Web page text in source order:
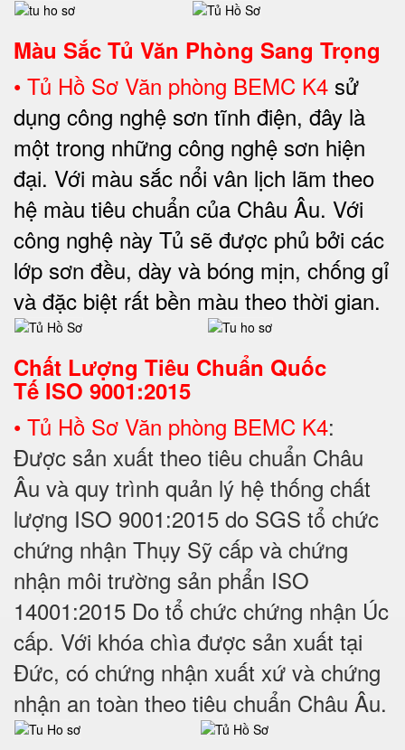
Màu Sắc Tủ Văn Phòng Sang Trọng
• Tủ Hồ Sơ Văn phòng BEMC K4 sử
dụng công nghệ sơn tĩnh điện, đây là
một trong những công nghệ sơn hiện
đại. Với màu sắc nổi vân lịch lãm theo
hệ màu tiêu chuẩn của Châu Âu. Với
công nghệ này Tủ sẽ được phủ bởi các
lớp sơn đều, dày và bóng mịn, chống gỉ
và đặc biệt rất bền màu theo thời gian.
Chất Lượng Tiêu Chuẩn Quốc
Tế ISO 9001:2015
• Tủ Hồ Sơ Văn phòng BEMC K4:
Được sản xuất theo tiêu chuẩn Châu
Âu và quy trình quản lý hệ thống chất
lượng ISO 9001:2015 do SGS tổ chức
chứng nhận Thụy Sỹ cấp và chứng
nhận môi trường sản phẩn ISO
14001:2015 Do tổ chức chứng nhận Úc
cấp. Với khóa chìa được sản xuất tại
Đức, có chứng nhận xuất xứ và chứng
nhận an toàn theo tiêu chuẩn Châu Âu.